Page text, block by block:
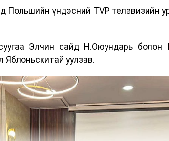
Польшийн үндэсний TVP телевизийн
Элчин сайд Н.Оюундарь болон
Яблоньскитай уулзав.